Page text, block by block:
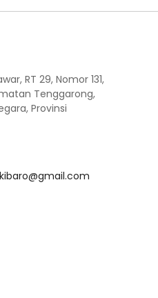
RT 29, Nomor 131,
Tenggarong,
Provinsi